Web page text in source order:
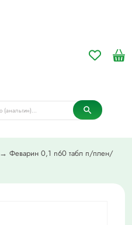
→ Феварин 0,1 n60 табл п/плен/